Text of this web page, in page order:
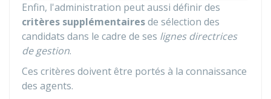
Enfin, l'administration peut aussi définir des
critères supplémentairesde sélection des
candidats dans le cadre de ses lignes directrices
de gestion.
Ces critères doivent être portés à la connaissance
des agents.